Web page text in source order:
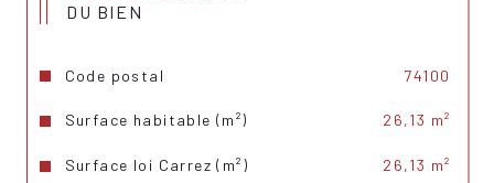
Retrouvez toutes nos annonces sur notre site :
DU BIEN
Code postal 74100
Surface habitable (m²) 26,13 m²
Surface loi Carrez (m²) 26,13 m²